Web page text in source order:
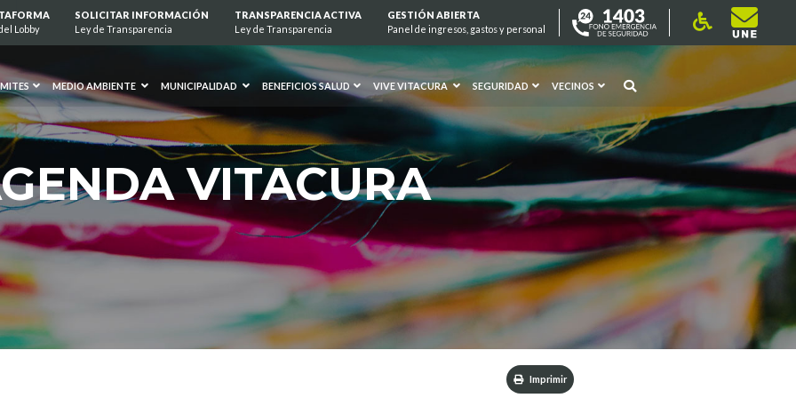
Lobby
SOLICITAR INFORMACIÓN
Ley de Transparencia
TRANSPARENCIA ACTIVA
Ley de Transparencia
GESTIÓN ABIERTA
Panel de ingresos, gastos y personal
MEDIO AMBIENTE MUNICIPALIDAD BENEFICIOS SALUD VIVE VITACURA SEGURIDAD VECINOS
VITACURA
Imprimir